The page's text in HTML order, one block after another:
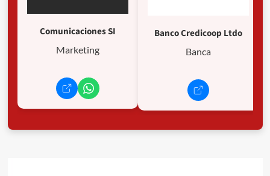
Comunicaciones SI
Marketing
Banco Credicoop Ltdo
Banca